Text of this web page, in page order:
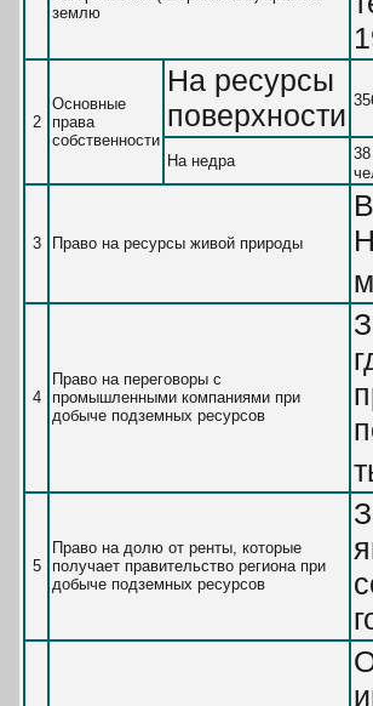
землю
2
Основные
права
собственности
На ресурсы
поверхности
На недра
3 Право на ресурсы живой природы
4
Право на переговоры с
промышленными компаниями при
добыче подземных ресурсов
5
Право на долю от ренты, которые
получает правительство региона при
добыче подземных ресурсов